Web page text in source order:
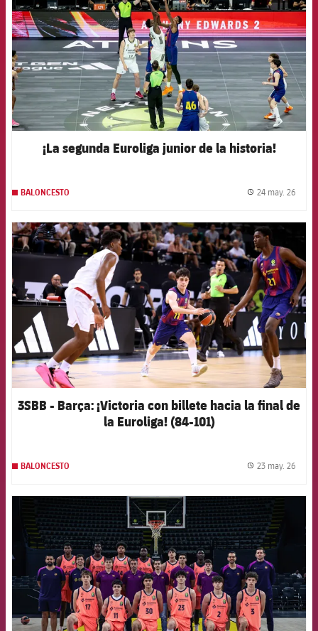
¡La segunda Euroliga junior de la historia!
BALONCESTO 24 may. 26
FCB Barcelona badge
3SBB - Barça: ¡Victoria con billete hacia la final de
la Euroliga! (84-101)
BALONCESTO 23 may. 26
FCB Barcelona badge